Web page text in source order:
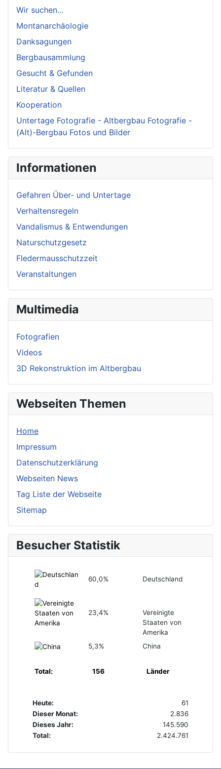
Wir suchen...
Montanarchäologie
Danksagungen
Bergbausammlung
Gesucht & Gefunden
Literatur & Quellen
Kooperation
Untertage Fotografie - Altbergbau Fotografie -
(Alt)-Bergbau Fotos und Bilder
Informationen
Gefahren Über- und Untertage
Verhaltensregeln
Vandalismus & Entwendungen
Naturschutzgesetz
Fledermausschutzzeit
Veranstaltungen
Multimedia
Fotografien
Videos
3D Rekonstruktion im Altbergbau
Webseiten Themen
Home
Impressum
Datenschutzerklärung
Webseiten News
Tag Liste der Webseite
Sitemap
Besucher Statistik
60,0% Deutschland
23,4%
Vereinigte
Staaten von
Amerika
5,3%
China
Total: 156 Länder
Heute:
61
Dieser Monat:
2.836
Dieses Jahr:
145.590
Total:
2.424.761